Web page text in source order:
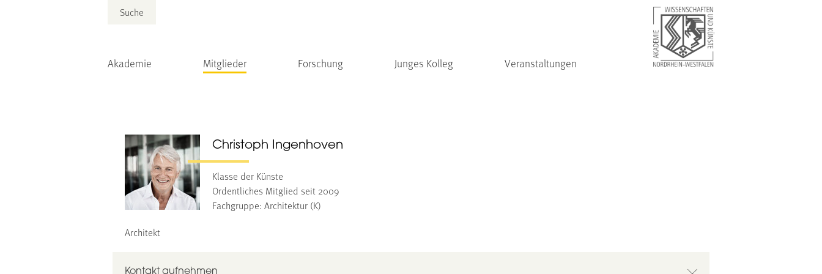
Suche
Akademie Mitglieder Forschung Junges Kolleg Veranstaltungen
Christoph Ingenhoven
Klasse der Künste
Ordentliches Mitglied seit 2009
Fachgruppe: Architektur (K)
Architekt
Kontakt aufnehmen